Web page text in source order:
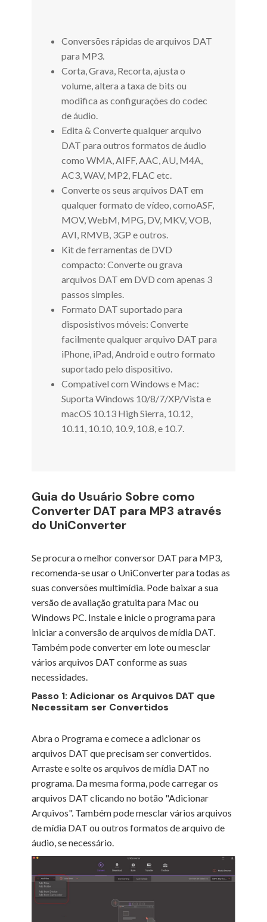
Conversões rápidas de arquivos DAT
para MP3.
Corta, Grava, Recorta, ajusta o
volume, altera a taxa de bits ou
modifica as configurações do codec
de áudio.
Edita & Converte qualquer arquivo
DAT para outros formatos de áudio
como WMA, AIFF, AAC, AU, M4A,
AC3, WAV, MP2, FLAC etc.
Converte os seus arquivos DAT em
qualquer formato de vídeo, comoASF,
MOV, WebM, MPG, DV, MKV, VOB,
AVI, RMVB, 3GP e outros.
Kit de ferramentas de DVD
compacto: Converte ou grava
arquivos DAT em DVD com apenas 3
passos simples.
Formato DAT suportado para
disposistivos móveis: Converte
facilmente qualquer arquivo DAT para
iPhone, iPad, Android e outro formato
suportado pelo dispositivo.
Compatível com Windows e Mac:
Suporta Windows 10/8/7/XP/Vista e
macOS 10.13 High Sierra, 10.12,
10.11, 10.10, 10.9, 10.8, e 10.7.
Guia do Usuário Sobre como
Converter DAT para MP3 através
do UniConverter
Se procura o melhor conversor DAT para MP3,
recomenda-se usar o UniConverter para todas as
suas conversões multimídia. Pode baixar a sua
versão de avaliação gratuita para Mac ou
Windows PC. Instale e inicie o programa para
iniciar a conversão de arquivos de mídia DAT.
Também pode converter em lote ou mesclar
vários arquivos DAT conforme as suas
necessidades.
Passo 1: Adicionar os Arquivos DAT que
Necessitam ser Convertidos
Abra o Programa e comece a adicionar os
arquivos DAT que precisam ser convertidos.
Arraste e solte os arquivos de mídia DAT no
programa. Da mesma forma, pode carregar os
arquivos DAT clicando no botão "Adicionar
Arquivos". Também pode mesclar vários arquivos
de mídia DAT ou outros formatos de arquivo de
áudio, se necessário.